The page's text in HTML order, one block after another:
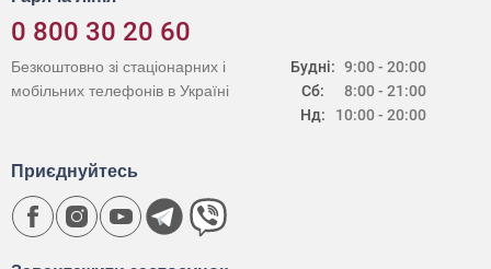
0 800 30 20 60
Будні:
Сб:
Нд:
9:00 - 20:00
8:00 - 21:00
10:00 - 20:00
Безкоштовно зі стаціонарних і
мобільних телефонів в Україні
Приєднуйтесь